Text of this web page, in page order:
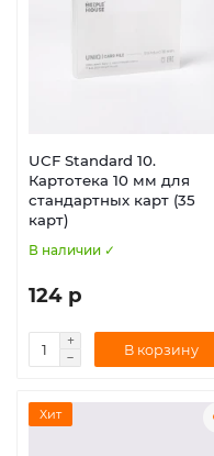
UCF Standard 10.
Картотека 10 мм для
стандартных карт (35
карт)
В наличии ✓
124 р
В корзину
Хит